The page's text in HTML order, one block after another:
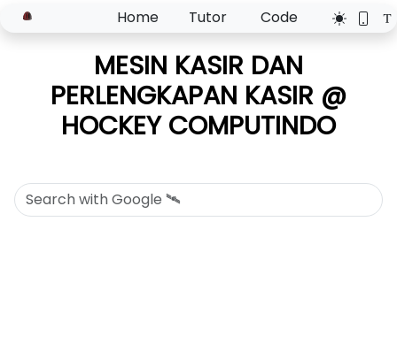
Home Tutor Code
MESIN KASIR DAN
PERLENGKAPAN KASIR @
HOCKEY COMPUTINDO